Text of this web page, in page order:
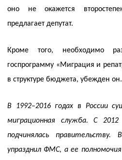
оно не окажется
предлагает депутат.
Кроме того, необходимо
госпрограмму «Миграция и
в структуре бюджета, убежден он.
В 1992–2016 годах в России
миграционная служба. С
подчинялась
упразднил ФМС, а ее